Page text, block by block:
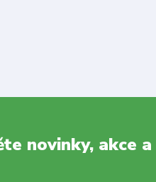
novinky, akce